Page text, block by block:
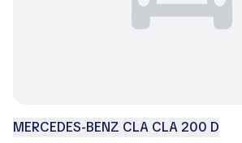
MERCEDES-BENZ CLA CLA 200 D